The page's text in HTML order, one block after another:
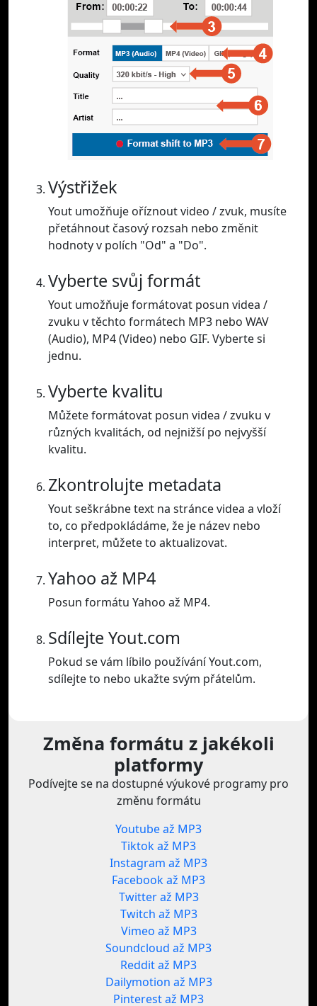
Výstřižek
Yout umožňuje oříznout video / zvuk, musíte
přetáhnout časový rozsah nebo změnit
hodnoty v polích "Od" a "Do".
Vyberte svůj formát
Yout umožňuje formátovat posun videa /
zvuku v těchto formátech MP3 nebo WAV
(Audio), MP4 (Video) nebo GIF. Vyberte si
jednu.
Vyberte kvalitu
Můžete formátovat posun videa / zvuku v
různých kvalitách, od nejnižší po nejvyšší
kvalitu.
Zkontrolujte metadata
Yout seškrábne text na stránce videa a vloží
to, co předpokládáme, že je název nebo
interpret, můžete to aktualizovat.
Yahoo až MP4
Posun formátu Yahoo až MP4.
Sdílejte Yout.com
Pokud se vám líbilo používání Yout.com,
sdílejte to nebo ukažte svým přátelům.
Změna formátu z jakékoli
platformy
Podívejte se na dostupné výukové programy pro
změnu formátu
Youtube až MP3
Tiktok až MP3
Instagram až MP3
Facebook až MP3
Twitter až MP3
Twitch až MP3
Vimeo až MP3
Soundcloud až MP3
Reddit až MP3
Dailymotion až MP3
Pinterest až MP3